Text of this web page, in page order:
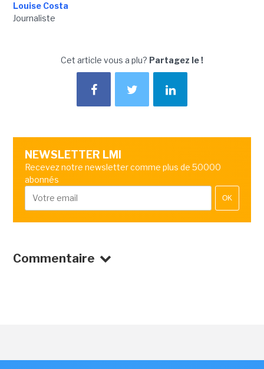
Louise Costa
Journaliste
Cet article vous a plu? Partagez le !
NEWSLETTER LMI
Recevez notre newsletter comme plus de 50000
abonnés
OK
Commentaire